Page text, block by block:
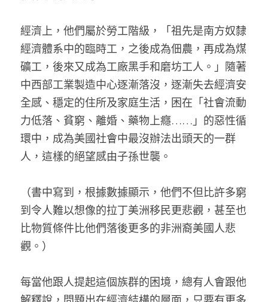
經濟上，他們屬於勞工階級，「祖先是南方奴隸
經濟體系中的臨時工，之後成為佃農，再成為煤
礦工，後來又成為工廠黑手和磨坊工人。」隨著
中西部工業製造中心逐漸落沒，逐漸失去經濟安
全感、穩定的住所及家庭生活，困在「社會流動
力低落、貧窮、離婚、藥物上癮……」的惡性循
環中，成為美國社會中最沒辦法出頭天的一群
人，這樣的絕望感由子孫世襲。
（書中寫到，根據數據顯示，他們不但比許多窮
到令人難以想像的拉丁美洲移民更悲觀，甚至也
比物質條件比他們落後更多的非洲裔美國人悲
觀。）
每當他跟人提起這個族群的困境，總有人會跟他